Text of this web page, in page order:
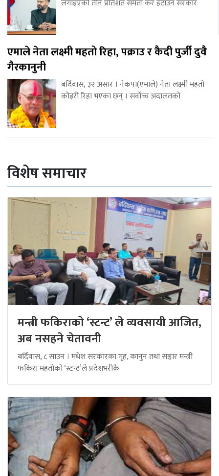
लगाइएको तीन प्रतिशत समता कर हटाउन सरकार
एमाले नेता लक्ष्मी महतो रिहा, पक्राउ र कैदी पुर्जी दुवै
गैरकानुनी
बर्दिवास, ३२ असार । नेकपा(एमाले) नेता लक्ष्मी महतो
कोइरी रिहा भएका छन् । सर्वोच्च अदालतको
विशेष समाचार
मन्त्री फकिराको ‘स्टन्ट’ ले व्यवसायी आजित,
अब नसहने चेतावनी
बर्दिवास, ८ साउन । मधेश सरकारका गृह, कानुन तथा सञ्चार मन्त्री
फकिरा महतोको ‘स्टन्ट’ले प्रदेशभरीकै